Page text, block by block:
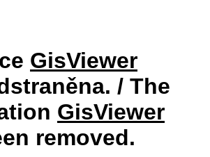
GisViewer
/ The
GisViewer
removed.